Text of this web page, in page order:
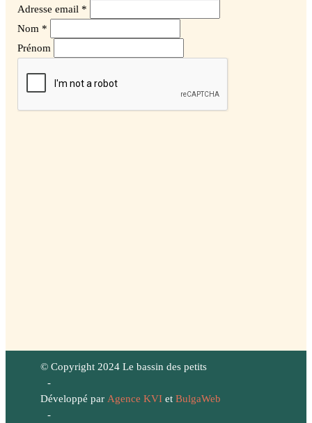
Adresse email *
Nom *
Prénom
© Copyright 2024 Le bassin des petits
-
Développé par Agence KVIet BulgaWeb
-